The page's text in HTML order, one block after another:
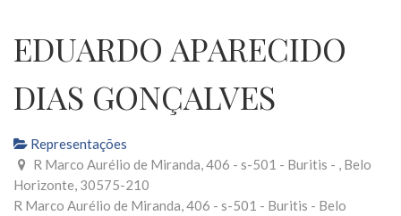
EDUARDO APARECIDO
DIAS GONÇALVES
Representações
R Marco Aurélio de Miranda, 406 - s-501 - Buritis - , Belo
Horizonte, 30575-210
R Marco Aurélio de Miranda, 406 - s-501 - Buritis - Belo